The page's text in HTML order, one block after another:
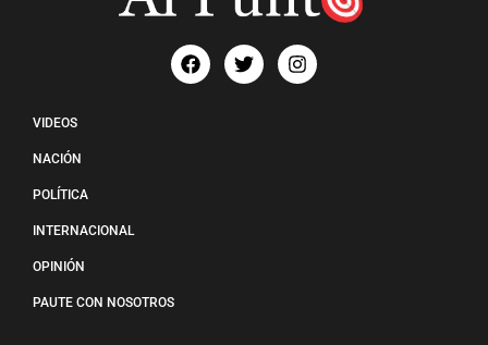
VIDEOS
NACIÓN
POLÍTICA
INTERNACIONAL
OPINIÓN
PAUTE CON NOSOTROS